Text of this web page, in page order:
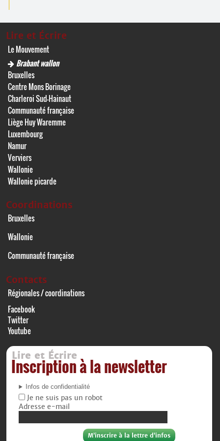
Lire et Écrire
Le Mouvement
Brabant wallon
Bruxelles
Centre Mons Borinage
Charleroi Sud-Hainaut
Communauté française
Liège Huy Waremme
Luxembourg
Namur
Verviers
Wallonie
Wallonie picarde
Coordinations
Bruxelles
Wallonie
Communauté française
Contacts
Régionales / coordinations
Facebook
Twitter
Youtube
Lire et Écrire
Inscription à la newsletter
Infos de confidentialité
Je ne suis pas un robot
Adresse e-mail